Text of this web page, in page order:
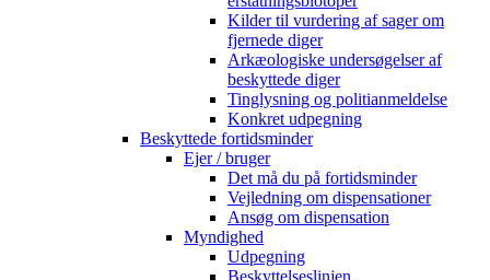
Kilder til vurdering af sager om
fjernede diger
Arkæologiske undersøgelser af
beskyttede diger
Tinglysning og politianmeldelse
Konkret udpegning
Beskyttede fortidsminder
Ejer / bruger
Det må du på fortidsminder
Vejledning om dispensationer
Ansøg om dispensation
Myndighed
Udpegning
Beskyttelseslinjen